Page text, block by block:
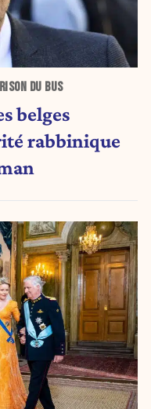
DU BUS
belges
rabbinique